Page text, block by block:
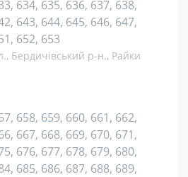
634, 635, 636, 637, 638,
643, 644, 645, 646, 647,
652, 653
Бердичівський р-н., Райки
658, 659, 660, 661, 662,
667, 668, 669, 670, 671,
676, 677, 678, 679, 680,
685, 686, 687, 688, 689,